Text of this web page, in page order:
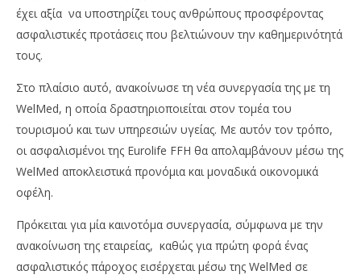
NOW VIEWING
Eurolife FFH: Καινοτόμα στρατηγική συνεργασία
με τη WelMed
pressroom
έχει αξία να υποστηρίζει τους ανθρώπους προσφέροντας
ασφαλιστικές προτάσεις που βελτιώνουν την καθημερινότητά
τους.
Στο πλαίσιο αυτό, ανακοίνωσε τη νέα συνεργασία της με τη
WelMed, η οποία δραστηριοποιείται στον τομέα του
τουρισμού και των υπηρεσιών υγείας. Με αυτόν τον τρόπο,
οι ασφαλισμένοι της Eurolife FFH θα απολαμβάνουν μέσω της
WelMed αποκλειστικά προνόμια και μοναδικά οικονομικά
οφέλη.
Πρόκειται για μία καινοτόμα συνεργασία, σύμφωνα με την
ανακοίνωση της εταιρείας, καθώς για πρώτη φορά ένας
ασφαλιστικός πάροχος εισέρχεται μέσω της WelMed σε